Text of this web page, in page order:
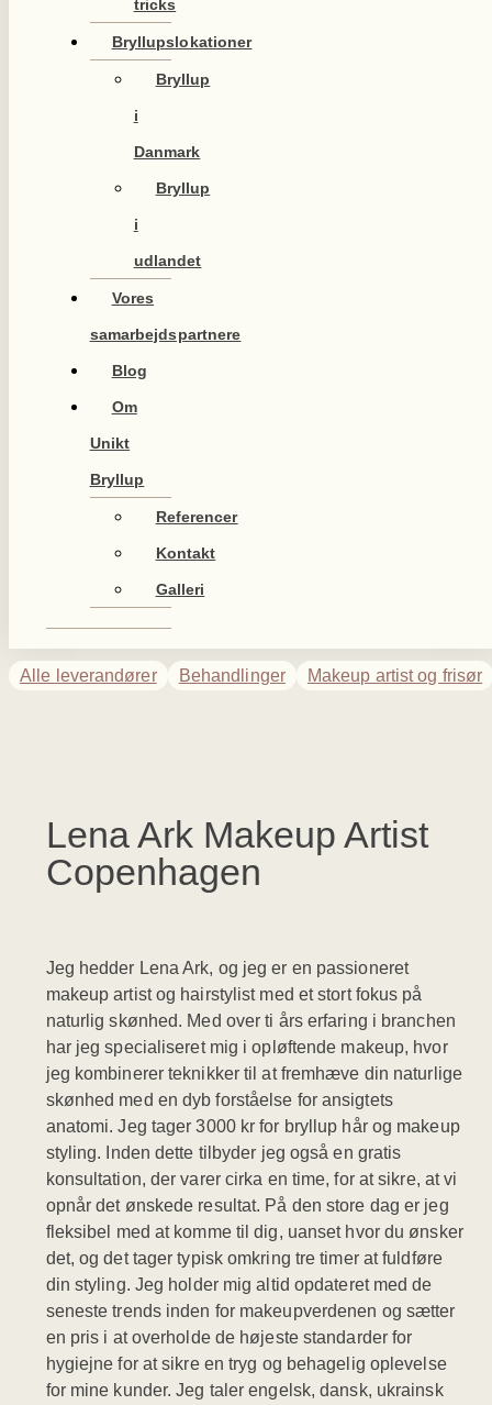
tricks
Bryllupslokationer
Bryllup
i
Danmark
Bryllup
i
udlandet
Vores
samarbejdspartnere
Blog
Om
Unikt
Bryllup
Referencer
Kontakt
Galleri
Alle leverandører Behandlinger Makeup artist og frisør
Lena Ark Makeup Artist
Copenhagen
Jeg hedder Lena Ark, og jeg er en passioneret
makeup artist og hairstylist med et stort fokus på
naturlig skønhed. Med over ti års erfaring i branchen
har jeg specialiseret mig i opløftende makeup, hvor
jeg kombinerer teknikker til at fremhæve din naturlige
skønhed med en dyb forståelse for ansigtets
anatomi. Jeg tager 3000 kr for bryllup hår og makeup
styling. Inden dette tilbyder jeg også en gratis
konsultation, der varer cirka en time, for at sikre, at vi
opnår det ønskede resultat. På den store dag er jeg
fleksibel med at komme til dig, uanset hvor du ønsker
det, og det tager typisk omkring tre timer at fuldføre
din styling. Jeg holder mig altid opdateret med de
seneste trends inden for makeupverdenen og sætter
en pris i at overholde de højeste standarder for
hygiejne for at sikre en tryg og behagelig oplevelse
for mine kunder. Jeg taler engelsk, dansk, ukrainsk